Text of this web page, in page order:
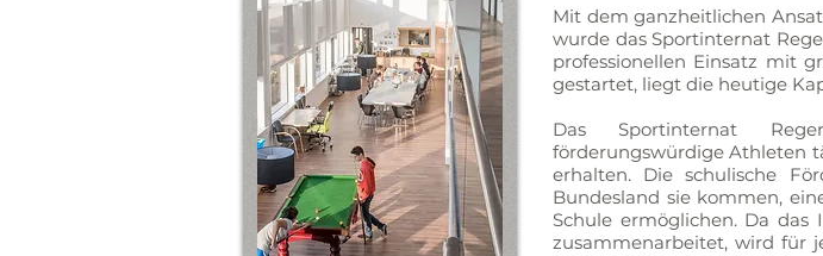
Mit dem ganzheitlichen
wurde das Sportinternat
professionellen Einsatz mit
gestartet, liegt die heutige
Das Sportinternat
förderungswürdige Athleten
erhalten. Die schulische
Bundesland sie kommen,
Schule ermöglichen. Da
zusammenarbeitet, wird für